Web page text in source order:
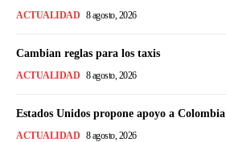
ACTUALIDAD 8 agosto, 2026
Cambian reglas para los taxis
ACTUALIDAD 8 agosto, 2026
Estados Unidos propone apoyo a Colombia
ACTUALIDAD 8 agosto, 2026